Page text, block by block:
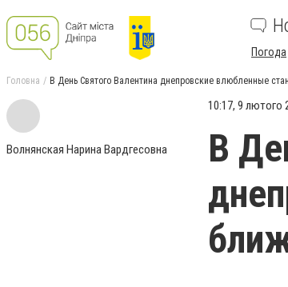
Погода
Головна В День Святого Валентина днепровские влюбленные
Волнянская Нарина Вардгесовна
10:17, 9 лютого
В